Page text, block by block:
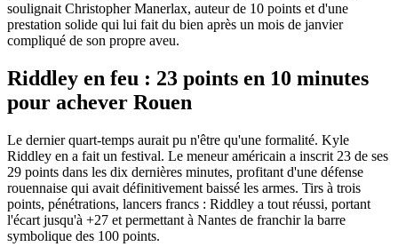
soulignait Christopher Manerlax, auteur de 10 points et d'une
prestation solide qui lui fait du bien après un mois de janvier
compliqué de son propre aveu.
Riddley en feu : 23 points en 10 minutes
pour achever Rouen
Le dernier quart-temps aurait pu n'être qu'une formalité. Kyle
Riddley en a fait un festival. Le meneur américain a inscrit 23 de ses
29 points dans les dix dernières minutes, profitant d'une défense
rouennaise qui avait définitivement baissé les armes. Tirs à trois
points, pénétrations, lancers francs : Riddley a tout réussi, portant
l'écart jusqu'à +27 et permettant à Nantes de franchir la barre
symbolique des 100 points.